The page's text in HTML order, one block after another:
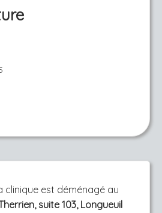
clinique est déménagé au
suite 103, Longueuil